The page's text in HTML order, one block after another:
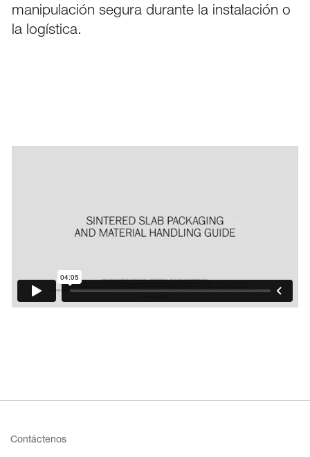
manipulación segura durante la instalación o
la logística.
LINKEDIN
Contáctenos